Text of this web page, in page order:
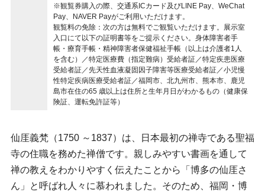
※観覧券購入の際、交通系ICカード及びLINE Pay、WeChat
Pay、NAVER Payがご利用いただけます。
観覧料の免除：次の方は無料でご観覧いただけます。展示室
入口にて以下の証明書等をご提示ください。身体障害者手
帳・療育手帳・精神障害者保健福祉手帳（以上は介護者1人
を含む）／特定医療費（指定難病）受給者証／特定疾患医療
受給者証／先天性血液凝固因子障害等医療受給者証／小児慢
性特定疾病医療受給者証／福岡市、北九州市、熊本市、鹿児
島市在住の65 歳以上は住所と生年月日がわかるもの（健康保
険証、運転免許証等）
仙厓義梵（1750 ～1837）は、日本最初の禅寺である聖福
寺の住職を務めた禅僧です。親しみやすい書画を通して
禅の教えをわかりやすく伝えたことから「博多の仙厓さ
ん」と呼ばれ人々に慕われました。そのため、福岡・博